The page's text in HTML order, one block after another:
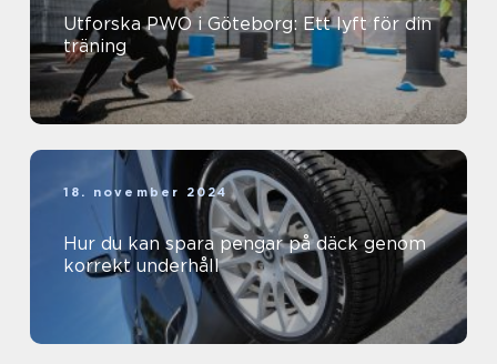
Utforska PWO i Göteborg: Ett lyft för din
träning
18. november 2024
Hur du kan spara pengar på däck genom
korrekt underhåll